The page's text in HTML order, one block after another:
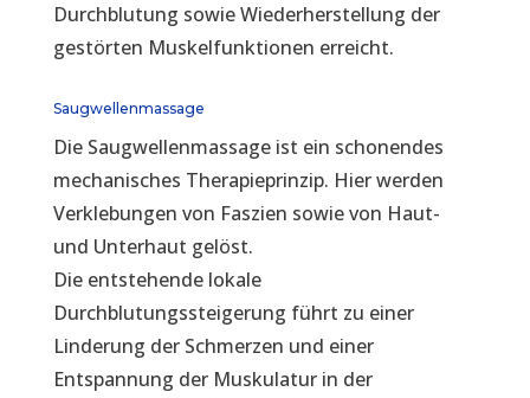
Durchblutung sowie Wiederherstellung der
gestörten Muskelfunktionen erreicht.
Saugwellenmassage
Die Saugwellenmassage ist ein schonendes
mechanisches Therapieprinzip. Hier werden
Verklebungen von Faszien sowie von Haut-
und Unterhaut gelöst.
Die entstehende lokale
Durchblutungssteigerung führt zu einer
Linderung der Schmerzen und einer
Entspannung der Muskulatur in der